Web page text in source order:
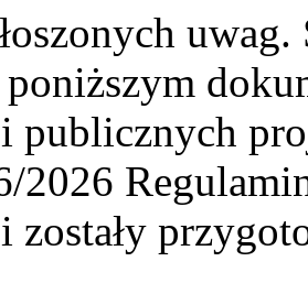
publicznych
2026
zostały